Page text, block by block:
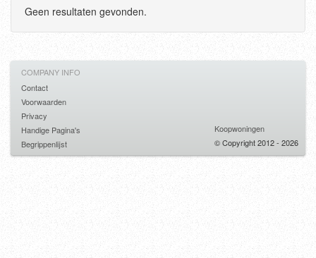
Geen resultaten gevonden.
COMPANY INFO
Contact
Voorwaarden
Privacy
Handige Pagina's
Begrippenlijst
Koopwoningen
© Copyright 2012 - 2026